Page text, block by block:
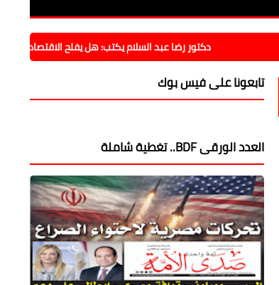
دكتور رضا عبد السلام يكتب: هل يفلح الاقتصاد فيما فشلت
تابعونا على فيس بوك
العدد الورقى BDF.. تغطية شاملة